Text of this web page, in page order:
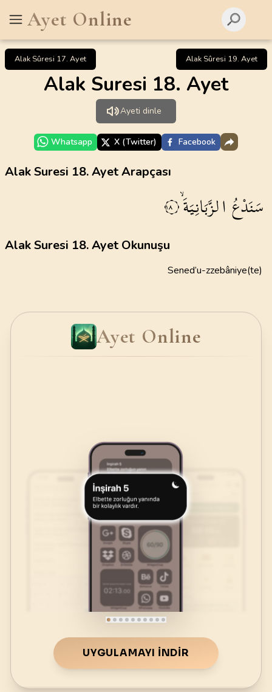
Ayet Online
Alak Sûresi 17. Ayet Alak Sûresi 19. Ayet
Alak Suresi 18. Ayet
Ayeti dinle
Whatsapp X (Twitter) Facebook
Alak Suresi 18. Ayet Arapçası
سَنَدْعُالزَّبَانِيَةَۙ ١٨
Alak Suresi 18. Ayet Okunuşu
Sened’u-zzebâniye(te)
Ayet Online
UYGULAMAYI İNDIR